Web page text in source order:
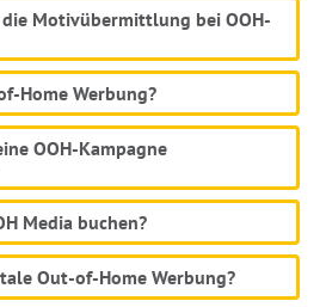
Motivübermittlung bei OOH-
Home Werbung?
OOH-Kampagne
Media buchen?
Out-of-Home Werbung?